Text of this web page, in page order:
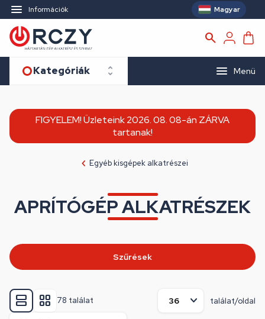
Információk Magyar
Kategóriák Menü
FIGYELEM! Üzleteink 2026. 08. 08-án ZÁRVA
tartanak!
Egyéb kisgépek alkatrészei
APRÍTÓGÉP ALKATRÉSZEK
78 találat találat/oldal
Szűrések